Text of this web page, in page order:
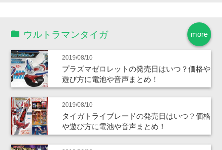
more
ウルトラマンタイガ
2019/08/10
プラズマゼロレットの発売日はいつ？価格や
遊び方に電池や音声まとめ！
2019/08/10
タイガトライブレードの発売日はいつ？価格
や遊び方に電池や音声まとめ！